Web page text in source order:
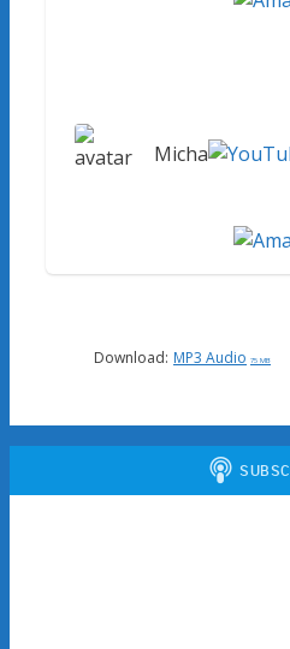
Micha
Download: MP3 Audio 75 MB